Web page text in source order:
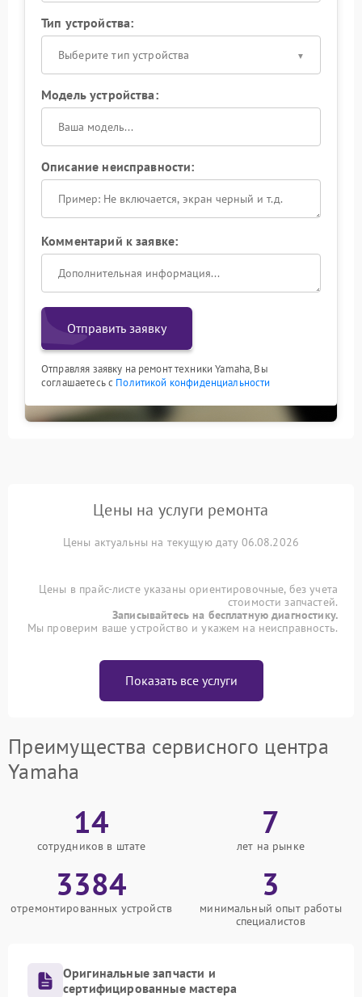
Тип устройства:
Выберите тип устройства
Модель устройства:
Описание неисправности:
Комментарий к заявке:
Отправить заявку
Отправляя заявку на ремонт техники Yamaha, Вы
соглашаетесь с Политикой конфиденциальности
Цены на услуги ремонта
Цены актуальны на текущую дату 06.08.2026
Цены в прайс-листе указаны ориентировочные, без учета
стоимости запчастей.
Записывайтесь на бесплатную диагностику.
Мы проверим ваше устройство и укажем на неисправность.
Показать все услуги
Преимущества сервисного центра
Yamaha
14
сотрудников в штате
7
лет на рынке
3384
отремонтированных устройств
3
минимальный опыт работы
специалистов
Оригинальные запчасти и
сертифицированные мастера